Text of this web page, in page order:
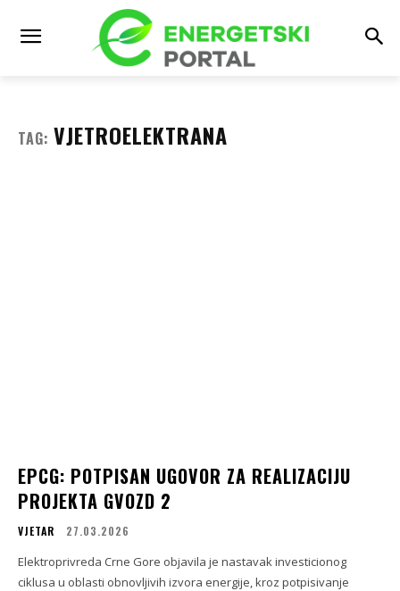
TAG: VJETROELEKTRANA
EPCG: POTPISAN UGOVOR ZA REALIZACIJU
PROJEKTA GVOZD 2
VJETAR 27.03.2026
Elektroprivreda Crne Gore objavila je nastavak investicionog
ciklusa u oblasti obnovljivih izvora energije, kroz potpisivanje